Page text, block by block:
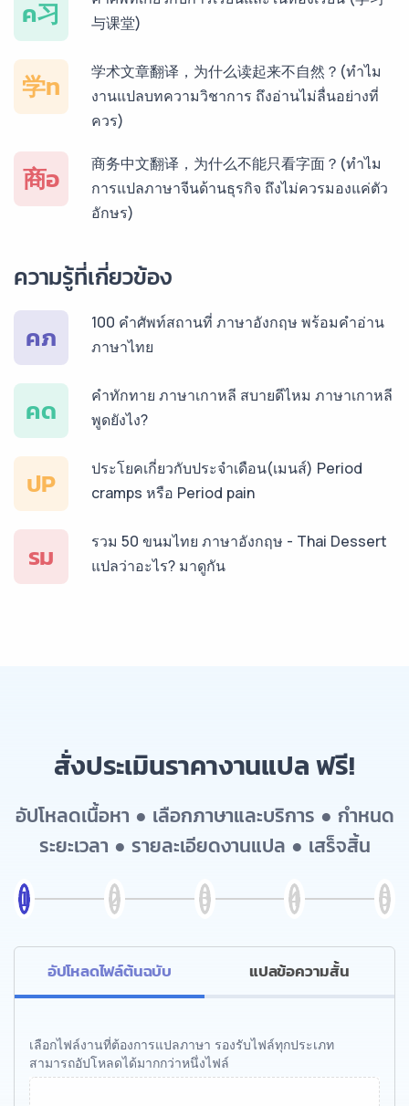
บริการรับแปลภาษาฝรั่งเศส ราคาเริ่มต้น 150฿
บริการรับแปลภาษาเยอรมัน ราคาเริ่มต้น 150฿
บริการรับแปลภาษารัสเซีย ราคาเริ่มต้น 150฿
ค习
与课堂)
学ท
学术文章翻译，为什么读起来不自然？(ทำไม
งานแปลบทความวิชาการ ถึงอ่านไม่ลื่นอย่างที่
ควร)
商อ
商务中文翻译，为什么不能只看字面？(ทำไม
การแปลภาษาจีนด้านธุรกิจ ถึงไม่ควรมองแค่ตัว
อักษร)
ความรู้ที่เกี่ยวข้อง
คภ
100 คำศัพท์สถานที่ ภาษาอังกฤษ พร้อมคำอ่าน
ภาษาไทย
คด
คำทักทาย ภาษาเกาหลี สบายดีไหม ภาษาเกาหลี
พูดยังไง?
ปP
ประโยคเกี่ยวกับประจำเดือน(เมนส์) Period
cramps หรือ Period pain
รม
รวม 50 ขนมไทย ภาษาอังกฤษ - Thai Dessert
แปลว่าอะไร? มาดูกัน
สั่งประเมินราคางานแปล ฟรี!
อัปโหลดเนื้อหา ● เลือกภาษาและบริการ ● กำหนด
ระยะเวลา ● รายละเอียดงานแปล ● เสร็จสิ้น
อัปโหลดไฟล์ต้นฉบับ แปลข้อความสั้น
เลือกไฟล์งานที่ต้องการแปลภาษา รองรับไฟล์ทุกประเภท
สามารถอัปโหลดได้มากกว่าหนึ่งไฟล์